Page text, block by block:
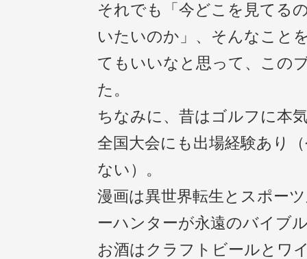
それでも「今どこを見てる
いたいのか」、そんなこと
てもいいなと思って、この
た。
ちなみに、昔はゴルフに本
全国大会にも出場経験あり
ない）。
漫画は異世界転生とスポー
ーハンターが永遠のバイブ
お酒はクラフトビールとワ